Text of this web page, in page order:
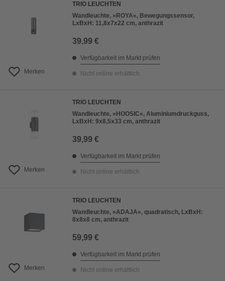
Merken
TRIO LEUCHTEN
Wandleuchte, »ROYA«, Bewegungssensor,
LxBxH: 11,8x7x22 cm, anthrazit
39,99 €
Verfügbarkeit im Markt prüfen
Nicht online erhältlich
Merken
TRIO LEUCHTEN
Wandleuchte, »HOOSIC«, Aluminiumdruckguss,
LxBxH: 9x8,5x33 cm, anthrazit
39,99 €
Verfügbarkeit im Markt prüfen
Nicht online erhältlich
Merken
TRIO LEUCHTEN
Wandleuchte, »ADAJA«, quadratisch, LxBxH:
8x8x8 cm, anthrazit
59,99 €
Verfügbarkeit im Markt prüfen
Nicht online erhältlich